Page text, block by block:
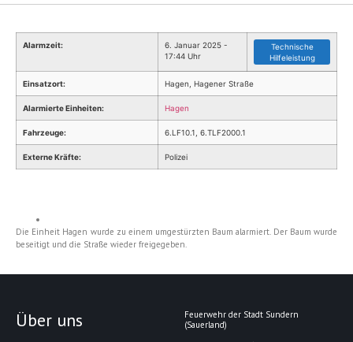
Alarmzeit:
6. Januar 2025 -
17:44 Uhr
Technische
Hilfeleistung
Einsatzort: Hagen, Hagener Straße
Alarmierte Einheiten: Hagen
Fahrzeuge: 6.LF10.1, 6.TLF2000.1
Externe Kräfte: Polizei
Die Einheit Hagen wurde zu einem umgestürzten Baum alarmiert. Der Baum wurde
beseitigt und die Straße wieder freigegeben.
Über uns
Feuerwehr der Stadt Sundern
(Sauerland)